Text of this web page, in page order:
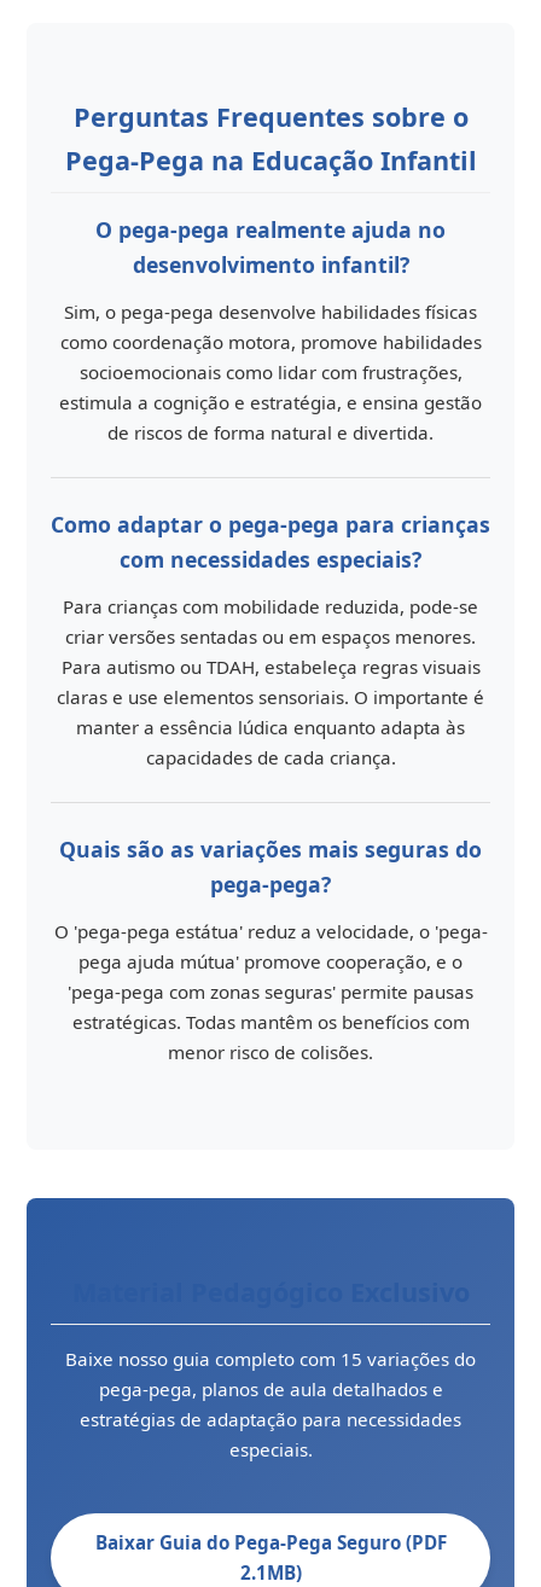
Perguntas Frequentes sobre o
Pega-Pega na Educação Infantil
O pega-pega realmente ajuda no
desenvolvimento infantil?
Sim, o pega-pega desenvolve habilidades físicas
como coordenação motora, promove habilidades
socioemocionais como lidar com frustrações,
estimula a cognição e estratégia, e ensina gestão
de riscos de forma natural e divertida.
Como adaptar o pega-pega para crianças
com necessidades especiais?
Para crianças com mobilidade reduzida, pode-se
criar versões sentadas ou em espaços menores.
Para autismo ou TDAH, estabeleça regras visuais
claras e use elementos sensoriais. O importante é
manter a essência lúdica enquanto adapta às
capacidades de cada criança.
Quais são as variações mais seguras do
pega-pega?
O 'pega-pega estátua' reduz a velocidade, o 'pega-
pega ajuda mútua' promove cooperação, e o
'pega-pega com zonas seguras' permite pausas
estratégicas. Todas mantêm os benefícios com
menor risco de colisões.
Baixe nosso guia completo com 15 variações do
pega-pega, planos de aula detalhados e
estratégias de adaptação para necessidades
especiais.
Baixar Guia do Pega-Pega Seguro (PDF
2.1MB)